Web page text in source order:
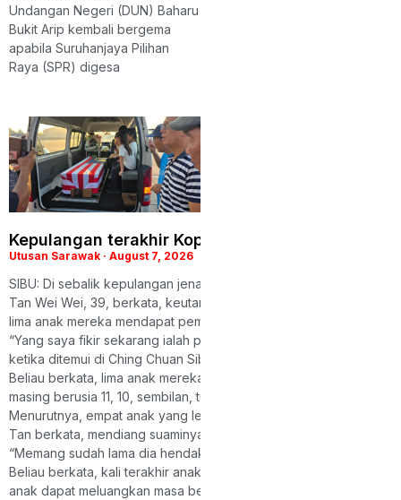
Undangan Negeri (DUN) Baharu
Bukit Arip kembali bergema
apabila Suruhanjaya Pilihan
Raya (SPR) digesa
Kepulangan terakhir Koperal Chiu, keluarga
Utusan Sarawak August 7, 2026
SIBU: Di sebalik kepulangan jenazah Koperal Chiu Teck Siong
Tan Wei Wei, 39, berkata, keutamaan beliau ketika ini ialah
lima anak mereka mendapat pembiayaan pendidikan yang
“Yang saya fikir sekarang ialah pendidikan masa depan mereka.
ketika ditemui di Ching Chuan Sibu Mortuary Hall di Jalan Bukit
Beliau berkata, lima anak mereka masing-
masing berusia 11, 10, sembilan, tujuh dan empat tahun.
Menurutnya, empat anak yang lebih besar bersekolah di SJK(C)
Tan berkata, mendiang suaminya telah lama berhasrat untuk
“Memang sudah lama dia hendak berpindah balik ke sini, tetapi
Beliau berkata, kali terakhir anak-
anak dapat meluangkan masa bersama bapa mereka ialah ketika